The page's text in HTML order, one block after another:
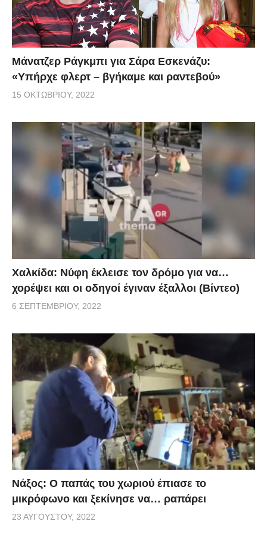
Μάνατζερ Ράγκμπι για Σάρα Εσκενάζυ:
«Υπήρχε φλερτ – βγήκαμε και ραντεβού»
15 ΟΚΤΩΒΡΊΟΥ, 2022
Χαλκίδα: Νύφη έκλεισε τον δρόμο για να…
χορέψει και οι οδηγοί έγιναν έξαλλοι (Βίντεο)
6 ΣΕΠΤΕΜΒΡΊΟΥ, 2022
Νάξος: Ο παπάς του χωριού έπιασε το
μικρόφωνο και ξεκίνησε να… ραπάρει
23 ΑΥΓΟΎΣΤΟΥ, 2022